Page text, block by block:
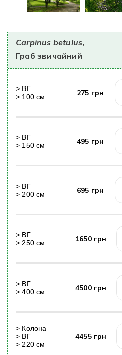
Carpinus betulus,
Граб звичайний
> ВГ
> 100 cм 275 грн
> ВГ
> 150 cм 495 грн
> ВГ
>200 cм 695 грн
> ВГ
>250 cм 1650 грн
> ВГ
>400 cм 4500 грн
> Колона
> ВГ
>220 cм
4455 грн